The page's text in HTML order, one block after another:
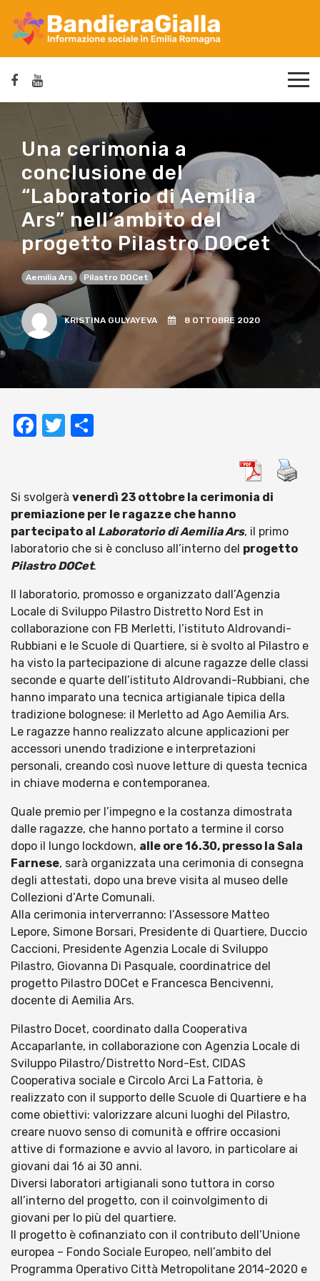
Una cerimonia a
conclusione del
“Laboratorio di Aemilia
Ars” nell’ambito del
progetto Pilastro DOCet
Aemilia Ars Pilastro DOCet
KRISTINA GULYAYEVA 8 OTTOBRE 2020
Facebook
Twitter
Si svolgerà venerdì 23 ottobre la cerimonia di
premiazione per le ragazze che hanno
partecipato al Laboratorio di Aemilia Ars, il primo
laboratorio che si è concluso all’interno del progetto
Pilastro DOCet.
Il laboratorio, promosso e organizzato dall’Agenzia
Locale di Sviluppo Pilastro Distretto Nord Est in
collaborazione con FB Merletti, l’istituto Aldrovandi-
Rubbiani e le Scuole di Quartiere, si è svolto al Pilastro e
ha visto la partecipazione di alcune ragazze delle classi
seconde e quarte dell’istituto Aldrovandi-Rubbiani, che
hanno imparato una tecnica artigianale tipica della
tradizione bolognese: il Merletto ad Ago Aemilia Ars.
Le ragazze hanno realizzato alcune applicazioni per
accessori unendo tradizione e interpretazioni
personali, creando così nuove letture di questa tecnica
in chiave moderna e contemporanea.
Quale premio per l’impegno e la costanza dimostrata
dalle ragazze, che hanno portato a termine il corso
dopo il lungo lockdown, alle ore 16.30, presso la Sala
Farnese, sarà organizzata una cerimonia di consegna
degli attestati, dopo una breve visita al museo delle
Collezioni d’Arte Comunali.
Alla cerimonia interverranno: l’Assessore Matteo
Lepore, Simone Borsari, Presidente di Quartiere, Duccio
Caccioni, Presidente Agenzia Locale di Sviluppo
Pilastro, Giovanna Di Pasquale, coordinatrice del
progetto Pilastro DOCet e Francesca Bencivenni,
docente di Aemilia Ars.
Pilastro Docet, coordinato dalla Cooperativa
Accaparlante, in collaborazione con Agenzia Locale di
Sviluppo Pilastro/Distretto Nord-Est, CIDAS
Cooperativa sociale e Circolo Arci La Fattoria, è
realizzato con il supporto delle Scuole di Quartiere e ha
come obiettivi: valorizzare alcuni luoghi del Pilastro,
creare nuovo senso di comunità e offrire occasioni
attive di formazione e avvio al lavoro, in particolare ai
giovani dai 16 ai 30 anni.
Diversi laboratori artigianali sono tuttora in corso
all’interno del progetto, con il coinvolgimento di
giovani per lo più del quartiere.
Il progetto è cofinanziato con il contributo dell’Unione
europea – Fondo Sociale Europeo, nell’ambito del
Programma Operativo Città Metropolitane 2014-2020 e